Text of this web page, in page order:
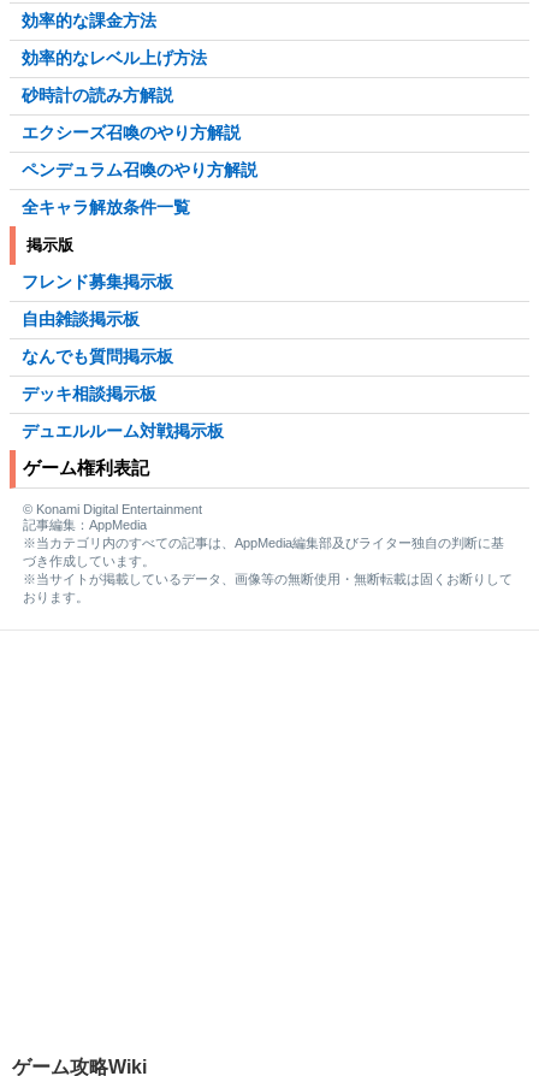
効率的な課金方法
効率的なレベル上げ方法
砂時計の読み方解説
エクシーズ召喚のやり方解説
ペンデュラム召喚のやり方解説
全キャラ解放条件一覧
掲示版
フレンド募集掲示板
自由雑談掲示板
なんでも質問掲示板
デッキ相談掲示板
デュエルルーム対戦掲示板
ゲーム権利表記
© Konami Digital Entertainment
記事編集：AppMedia
※当カテゴリ内のすべての記事は、AppMedia編集部及びライター独自の判断に基
づき作成しています。
※当サイトが掲載しているデータ、画像等の無断使用・無断転載は固くお断りして
おります。
ゲーム攻略Wiki